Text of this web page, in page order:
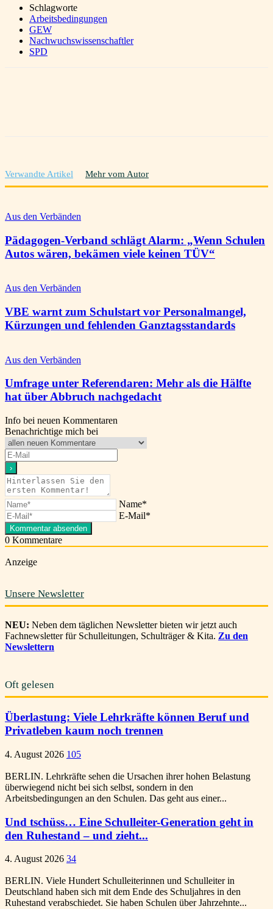
Schlagworte
Arbeitsbedingungen
GEW
Nachwuchswissenschaftler
SPD
Verwandte Artikel Mehr vom Autor
Aus den Verbänden
Pädagogen-Verband schlägt Alarm: „Wenn Schulen
Autos wären, bekämen viele keinen TÜV“
Aus den Verbänden
VBE warnt zum Schulstart vor Personalmangel,
Kürzungen und fehlenden Ganztagsstandards
Aus den Verbänden
Umfrage unter Referendaren: Mehr als die Hälfte
hat über Abbruch nachgedacht
Info bei neuen Kommentaren
Benachrichtige mich bei
Name*
E-Mail*
0 Kommentare
Anzeige
Unsere Newsletter
NEU: Neben dem täglichen Newsletter bieten wir jetzt auch
Fachnewsletter für Schulleitungen, Schulträger & Kita. Zu den
Newslettern
Oft gelesen
Überlastung: Viele Lehrkräfte können Beruf und
Privatleben kaum noch trennen
4. August 2026 105
BERLIN. Lehrkräfte sehen die Ursachen ihrer hohen Belastung
überwiegend nicht bei sich selbst, sondern in den
Arbeitsbedingungen an den Schulen. Das geht aus einer...
Und tschüss… Eine Schulleiter-Generation geht in
den Ruhestand – und zieht...
4. August 2026 34
BERLIN. Viele Hundert Schulleiterinnen und Schulleiter in
Deutschland haben sich mit dem Ende des Schuljahres in den
Ruhestand verabschiedet. Sie haben Schulen über Jahrzehnte...